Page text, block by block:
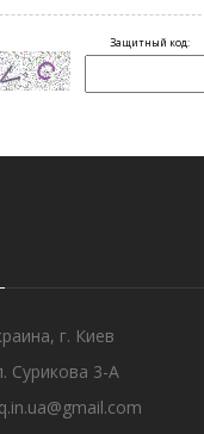
г. Киев
Сурикова 3-А